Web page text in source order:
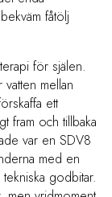
fåtölj
för själen.
mellan
ett
fram och tillbaka
var en SDV8
med en
godbitar.